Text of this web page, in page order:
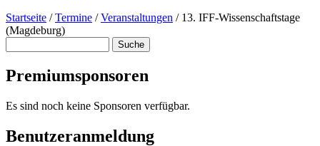
Startseite /Termine /Veranstaltungen / 13. IFF-Wissenschaftstage
(Magdeburg)
Premiumsponsoren
Es sind noch keine Sponsoren verfügbar.
Benutzeranmeldung